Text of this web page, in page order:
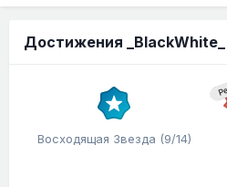
Достижения _BlackWhite_
Восходящая Звезда (9/14)